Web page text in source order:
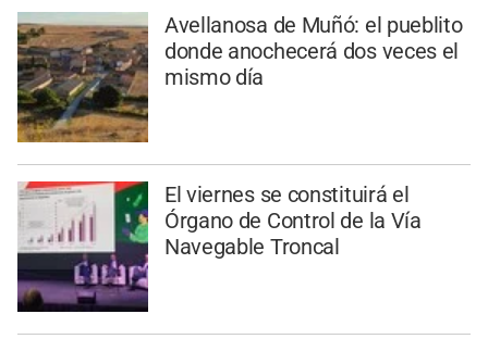
Avellanosa de Muñó: el pueblito
donde anochecerá dos veces el
mismo día
El viernes se constituirá el
Órgano de Control de la Vía
Navegable Troncal